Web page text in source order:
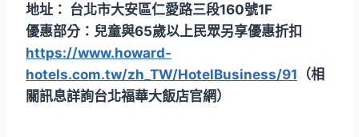
地址： 台北市大安區仁愛路三段160號1F
優惠部分：兒童與65歲以上民眾另享優惠折扣
https://www.howard-
hotels.com.tw/zh_TW/HotelBusiness/91 （相
關訊息詳詢台北福華大飯店官網）